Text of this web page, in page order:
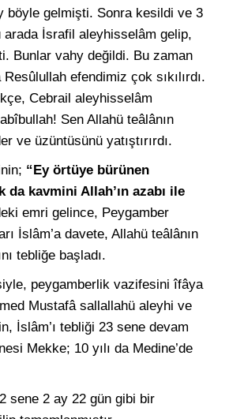
böyle gelmişti. Sonra kesildi ve 3
arada İsrafil aleyhisselâm gelip,
Bunlar vahy değildi. Bu zaman
efendimiz çok sıkılırdı.
Cebrail aleyhisselâm
Sen Allahü teâlânın
ve üzüntüsünü yatıştırırdı.
“Ey örtüye bürünen
da kavmini Allah’ın azabı ile
emri gelince, Peygamber
İslâm’a davete, Allahü teâlânın
tebliğe başladı.
peygamberlik vazifesini îfâya
Mustafâ sallallahü aleyhi ve
İslâm’ı tebliği 23 sene devam
Mekke; 10 yılı da Medine’de
sene 2 ay 22 gün gibi bir